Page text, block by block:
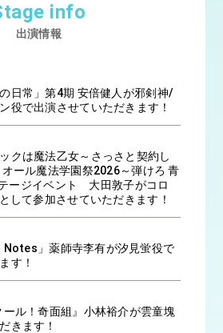
info
出演情報
日常」第4期 安倍健人が邪剣神/
役で出演させていただきます！
クは魔法乙女～さっさと契約し
ール魔法学園祭2026～弾けろ 青
ージイベント 大田敦子がコロ
して参加させていただきます！
Notes」薬師寺李有が汐見蛍役で
す！
ル！奇面組』小林裕介が雲童塊
きます！